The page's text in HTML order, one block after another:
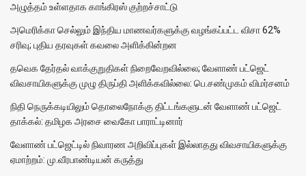
அழுத்தம் உள்ளதாக காங்கிரஸ் குற்றச்சாட்டு
அமெரிக்கா செல்லும் இந்திய மாணவர்களுக்கு வழங்கப்பட்ட விசா 62%
சரிவு; புதிய தரவுகள் கவலை அளிக்கின்றன
தவெக தேர்தல் வாக்குறுதிகள் நிறைவேறவில்லை; வேளாண் பட்ஜெட்
விவசாயிகளுக்கு முழு திருப்தி அளிக்கவில்லை: பெ.சண்முகம் விமர்சனம்
நிதி நெருக்கடியிலும் தொலைநோக்கு திட்டங்களுடன் வேளாண் பட்ஜெட்
தாக்கல்: தமிழக அரசை வைகோ பாராட்டினார்
வேளாண் பட்ஜெட்டில் நிவாரண அறிவிப்புகள் இல்லாதது விவசாயிகளுக்கு
ஏமாற்றம்: மு.வீரபாண்டியன் கருத்து